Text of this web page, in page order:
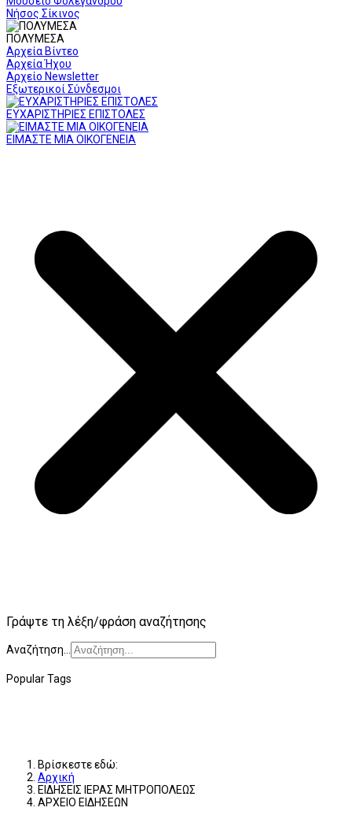
Νήσος Σίκινος
ΠΟΛΥΜΕΣΑ
Αρχεία Βίντεο
Αρχεία Ήχου
Αρχείο Newsletter
Εξωτερικοί Σύνδεσμοι
ΕΥΧΑΡΙΣΤΗΡΙΕΣ ΕΠΙΣΤΟΛΕΣ
ΕΙΜΑΣΤΕ ΜΙΑ ΟΙΚΟΓΕΝΕΙΑ
Γράψτε τη λέξη/φράση αναζήτησης
Αναζήτηση...
Popular Tags
Βρίσκεστε εδώ:
Αρχική
ΕΙΔΗΣΕΙΣ ΙΕΡΑΣ ΜΗΤΡΟΠΟΛΕΩΣ
ΑΡΧΕΙΟ ΕΙΔΗΣΕΩΝ